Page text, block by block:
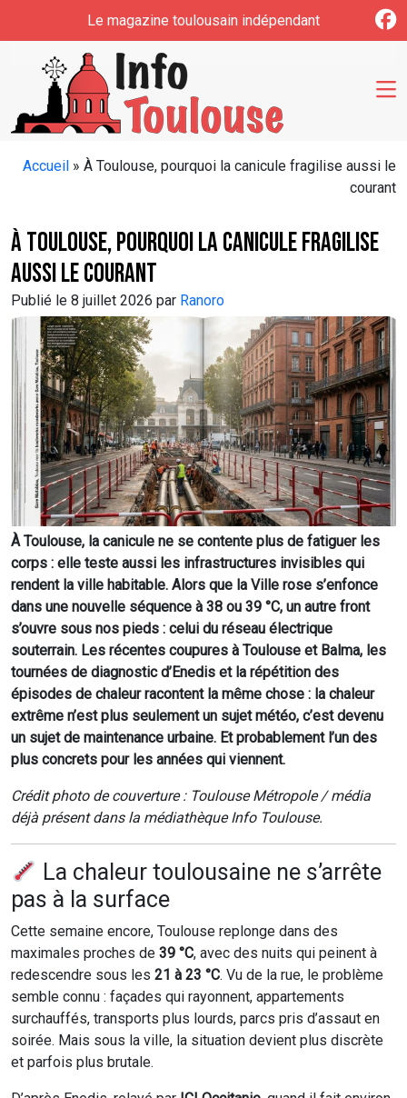
Le magazine toulousain indépendant
Accueil » À Toulouse, pourquoi la canicule fragilise aussi le
courant
À Toulouse, pourquoi la canicule fragilise
aussi le courant
Publié le 8 juillet 2026 par Ranoro
À Toulouse, la canicule ne se contente plus de fatiguer les
corps : elle teste aussi les infrastructures invisibles qui
rendent la ville habitable. Alors que la Ville rose s’enfonce
dans une nouvelle séquence à 38 ou 39 °C, un autre front
s’ouvre sous nos pieds : celui du réseau électrique
souterrain. Les récentes coupures à Toulouse et Balma, les
tournées de diagnostic d’Enedis et la répétition des
épisodes de chaleur racontent la même chose : la chaleur
extrême n’est plus seulement un sujet météo, c’est devenu
un sujet de maintenance urbaine. Et probablement l’un des
plus concrets pour les années qui viennent.
Crédit photo de couverture : Toulouse Métropole / média
déjà présent dans la médiathèque Info Toulouse.
La chaleur toulousaine ne s’arrête
pas à la surface
Cette semaine encore, Toulouse replonge dans des
maximales proches de 39 °C, avec des nuits qui peinent à
redescendre sous les 21 à 23 °C. Vu de la rue, le problème
semble connu : façades qui rayonnent, appartements
surchauffés, transports plus lourds, parcs pris d’assaut en
soirée. Mais sous la ville, la situation devient plus discrète
et parfois plus brutale.